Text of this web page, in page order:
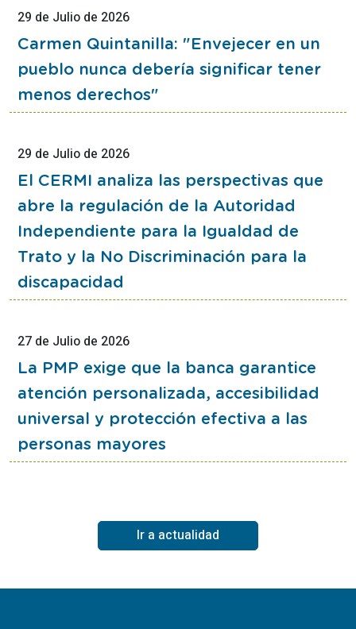
Esta
noticia
Articulo
29 de Julio de 2026
Carmen Quintanilla: "Envejecer en un
pueblo nunca debería significar tener
menos derechos"
Esta
noticia
Articulo
29 de Julio de 2026
El CERMI analiza las perspectivas que
abre la regulación de la Autoridad
Independiente para la Igualdad de
Trato y la No Discriminación para la
discapacidad
Esta
noticia
Nota
de
prensa
27 de Julio de 2026
La PMP exige que la banca garantice
atención personalizada, accesibilidad
universal y protección efectiva a las
personas mayores
Ir a actualidad